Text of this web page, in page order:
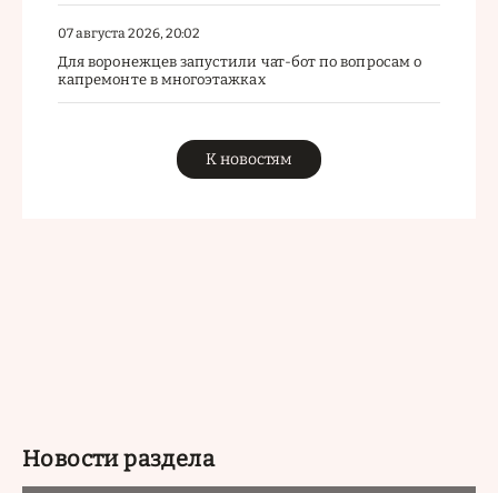
07 августа 2026, 20:02
Для воронежцев запустили чат-бот по вопросам о
капремонте в многоэтажках
К новостям
Новости раздела